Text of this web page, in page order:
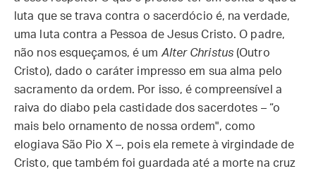
luta que se trava contra o sacerdócio é, na verdade,
uma luta contra a Pessoa de Jesus Cristo. O padre,
não nos esqueçamos, é um Alter Christus(Outro
Cristo), dado o caráter impresso em sua alma pelo
sacramento da ordem. Por isso, é compreensível a
raiva do diabo pela castidade dos sacerdotes – “o
mais belo ornamento de nossa ordem", como
elogiava São Pio X –, pois ela remete à virgindade de
Cristo, que também foi guardada até a morte na cruz